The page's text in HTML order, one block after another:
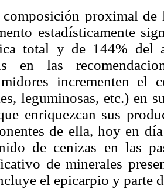
proximal de
estadísticamente
total y de 144% del
en las
incrementen el
leguminosas, etc.) en
enriquezcan sus
de ella, hoy en
de cenizas en las
de minerales
el epicarpio y parte